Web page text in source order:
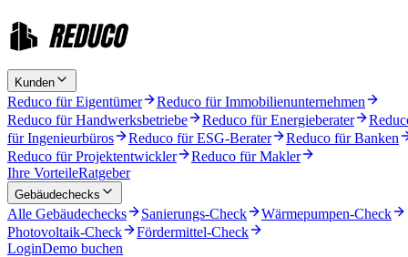
Kunden
Reduco für Eigentümer
Reduco für Immobilienunternehmen
Reduco für Handwerksbetriebe
Reduco für Energieberater
für Ingenieurbüros
Reduco für ESG-Berater
Reduco für Banken
Reduco für Projektentwickler
Reduco für Makler
Ihre VorteileRatgeber
Gebäudechecks
Alle Gebäudechecks Sanierungs-Check
Wärmepumpen-Check
Photovoltaik-Check
Fördermittel-Check
LoginDemo buchen